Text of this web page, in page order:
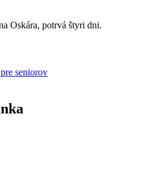
Oskára, potrvá štyri dni.
seniorov